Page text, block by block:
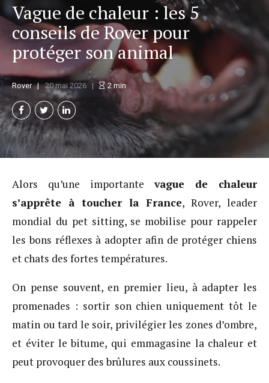
Vague de chaleur : les 5
conseils de Rover pour
protéger son animal
Rover 20 mai 2026 2 min
Alors qu’une importantevague de chaleur
s’apprête à toucher la France, Rover, leader
mondial du pet sitting, se mobilise pour rappeler
les bons réflexes à adopter afin de protéger chiens
et chats des fortes températures.
On pense souvent, en premier lieu, à adapter les
promenades : sortir son chien uniquement tôt le
matin ou tard le soir, privilégier les zones d’ombre,
et éviter le bitume, qui emmagasine la chaleur et
peut provoquer des brûlures aux coussinets.